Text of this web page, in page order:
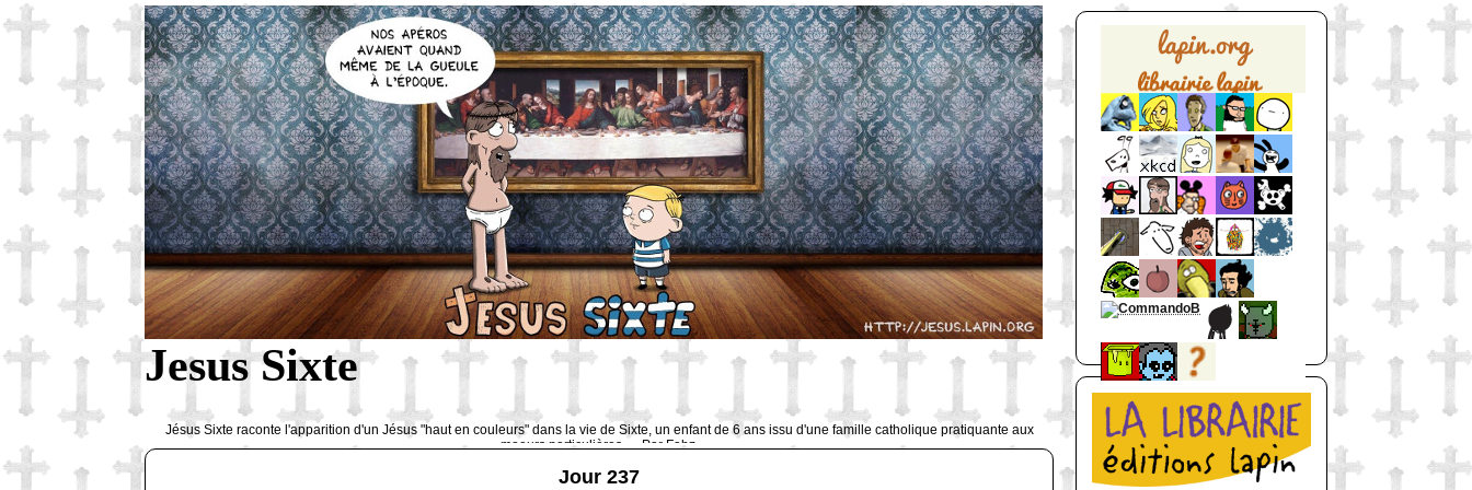
Jesus Sixte
Jésus Sixte raconte l'apparition d'un Jésus "haut en couleurs" dans la vie de Sixte, un enfant de 6 ans issu d'une famille catholique pratiquante aux
moeurs particulières … Par Fabz.
Jour 237